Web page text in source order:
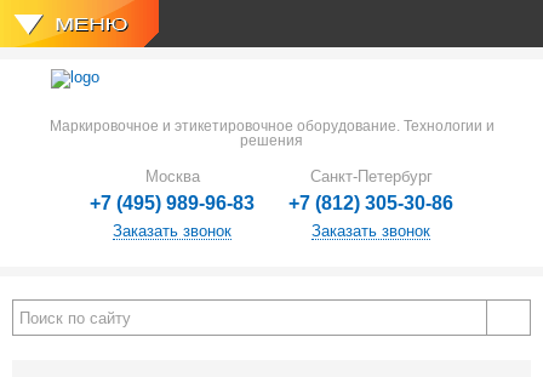
Маркировочное и этикетировочное оборудование. Технологии и
решения
Москва
+7 (495) 989-96-83
Заказать звонок
Санкт-Петербург
+7 (812) 305-30-86
Заказать звонок